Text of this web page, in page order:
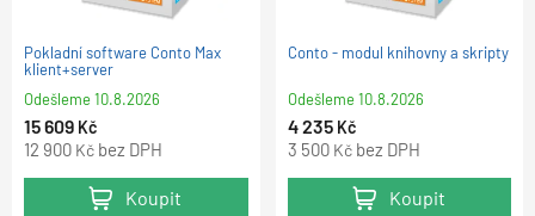
Pokladní software Conto Max
klient+server
Odešleme10.8.2026
15 609 Kč
12 900 Kč bez DPH
Koupit
Conto - modul knihovny a skripty
Odešleme10.8.2026
4 235 Kč
3 500 Kč bez DPH
Koupit